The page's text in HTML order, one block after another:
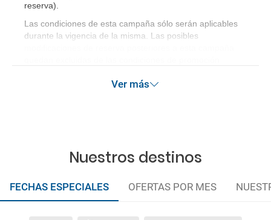
reserva)
Las condiciones de esta campaña sólo serán aplicables
durante la vigencia de la misma. Las posibles
Ver más
Nuestros destinos
FECHAS ESPECIALES OFERTAS POR MES